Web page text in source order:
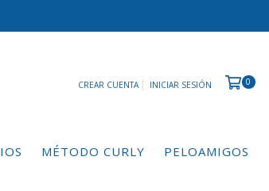
CREAR CUENTA INICIAR SESIÓN 0
MÉTODO CURLY PELOAMIGOS